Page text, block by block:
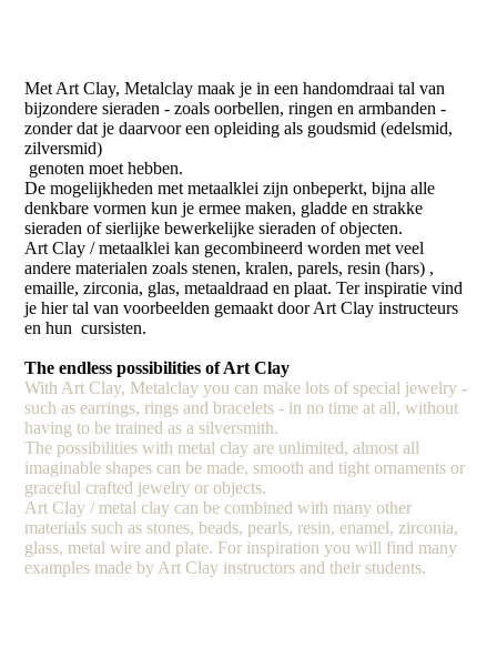
Met Art Clay, Metalclay maak je in een handomdraai tal van
bijzondere sieraden - zoals oorbellen, ringen en armbanden -
zonder dat je daarvoor een opleiding als goudsmid (edelsmid,
zilversmid)
genoten moet hebben.
De mogelijkheden met metaalklei zijn onbeperkt, bijna alle
denkbare vormen kun je ermee maken, gladde en strakke
sieraden of sierlijke bewerkelijke sieraden of objecten.
Art Clay / metaalklei kan gecombineerd worden met veel
andere materialen zoals stenen, kralen, parels, resin (hars) ,
emaille, zirconia, glas, metaaldraad en plaat. Ter inspiratie vind
je hier tal van voorbeelden gemaakt door Art Clay instructeurs
en hun cursisten.
The endless possibilities of Art Clay
With Art Clay, Metalclay you can make lots of special jewelry -
such as earrings, rings and bracelets - in no time at all, without
having to be trained as a silversmith.
The possibilities with metal clay are unlimited, almost all
imaginable shapes can be made, smooth and tight ornaments or
graceful crafted jewelry or objects.
Art Clay / metal clay can be combined with many other
materials such as stones, beads, pearls, resin, enamel, zirconia,
glass, metal wire and plate. For inspiration you will find many
examples made by Art Clay instructors and their students.